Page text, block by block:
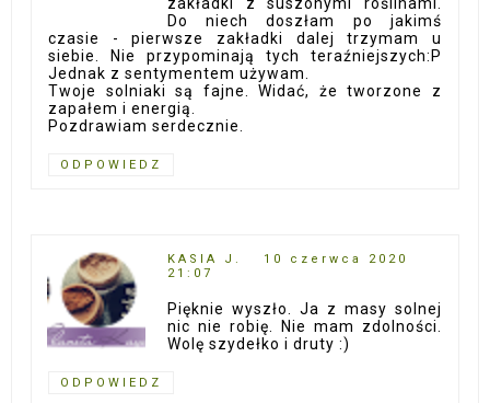
Do niech doszłam po jakimś
czasie - pierwsze zakładki dalej trzymam u
siebie. Nie przypominają tych teraźniejszych:P
Jednak z sentymentem używam.
Twoje solniaki są fajne. Widać, że tworzone z
zapałem i energią.
Pozdrawiam serdecznie.
ODPOWIEDZ
KASIA J.
10 czerwca 2020
21:07
Pięknie wyszło. Ja z masy solnej
nic nie robię. Nie mam zdolności.
Wolę szydełko i druty :)
ODPOWIEDZ